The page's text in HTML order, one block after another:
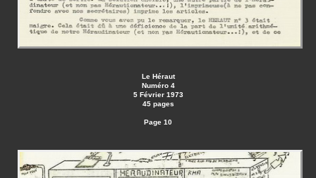
Le Héraut
Numéro 4
5 Février 1973
45 pages
Page 10